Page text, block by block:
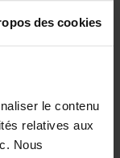
des cookies
le contenu
relatives aux
Nous
et